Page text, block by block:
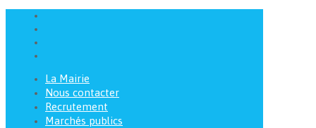
La Mairie
Nous contacter
Recrutement
Marchés publics